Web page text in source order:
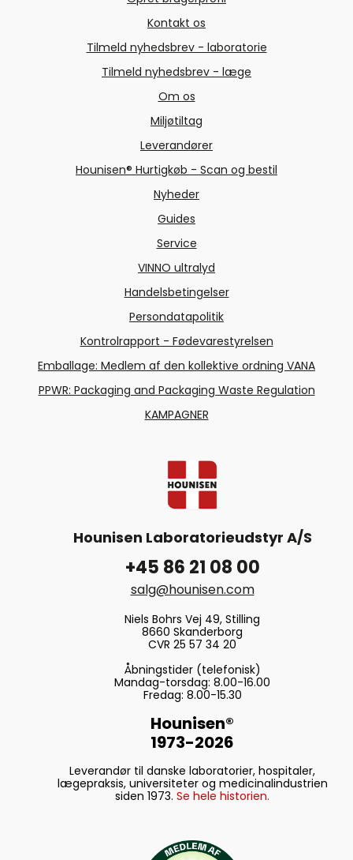
Kontakt os
Tilmeld nyhedsbrev - laboratorie
Tilmeld nyhedsbrev - læge
Om os
Miljøtiltag
Leverandører
Hounisen® Hurtigkøb - Scan og bestil
Nyheder
Guides
Service
VINNO ultralyd
Handelsbetingelser
Persondatapolitik
Kontrolrapport - Fødevarestyrelsen
Emballage: Medlem af den kollektive ordning VANA
PPWR: Packaging and Packaging Waste Regulation
KAMPAGNER
Hounisen Laboratorieudstyr A/S
+45 86 21 08 00
salg@hounisen.com
Niels Bohrs Vej 49, Stilling
8660 Skanderborg
CVR 25 57 34 20
Åbningstider (telefonisk)
Mandag-torsdag: 8.00-16.00
Fredag: 8.00-15.30
Hounisen®
1973-2026
Leverandør til danske laboratorier, hospitaler,
lægepraksis, universiteter og medicinalindustrien
siden 1973. Se hele historien.